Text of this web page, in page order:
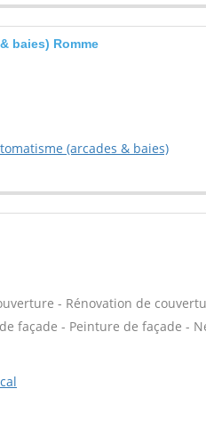
baies) Romme
(arcades & baies)
- Rénovation de
façade - Peinture de façade -